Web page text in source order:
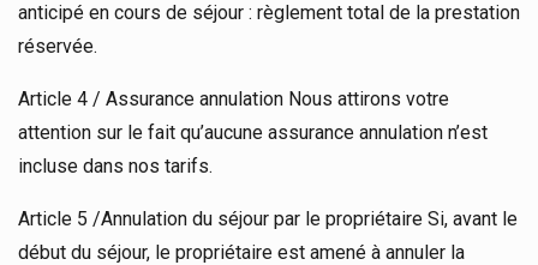
anticipé en cours de séjour : règlement total de la prestation
réservée.
Article 4 / Assurance annulation Nous attirons votre
attention sur le fait qu’aucune assurance annulation n’est
incluse dans nos tarifs.
Article 5 /Annulation du séjour par le propriétaire Si, avant le
début du séjour, le propriétaire est amené à annuler la